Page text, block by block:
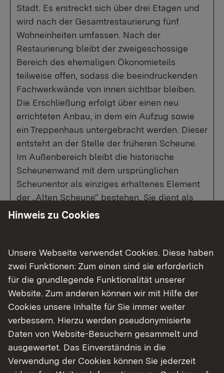
Stadt. Es erstreckt sich über drei Etagen und
wird nach der Gesamtrestaurierung fünf
Wohneinheiten umfassen. Nach der
Restaurierung bleibt der zweigeschossige
Bereich des ehemaligen Ökonomieteils
teilweise offen, sodass die beeindruckenden
Fachwerkwände von innen sichtbar bleiben.
Die Erschließung erfolgt über einen neu
errichteten Anbau, in dem ein Aufzug sowie
ein Treppenhaus untergebracht werden. Dieser
entsteht an der Stelle der früheren Scheune.
Im Außenbereich bleibt die historische
Scheunenwand mit dem ursprünglichen
Scheunentor als einziges erhaltenes Element
der „Alten Scheune“ bestehen. Sie dient als
Abgrenzung zwischen öffentlichen und
Gebäuden. Der Gewölbekeller wird für
Lagerräume sowie einen kleinen Technikraum
genutzt.
Die Parkplätze für die Linsenhofer Straße 5
werden in der nahegelegenen Bachstraße
eingerichtet, etwa 200 Meter entfernt.
Für dieses außergewöhnliche Denkmalobjekt
suchen wir ab sofort Käufer/Investoren. Es
besteht die Möglichkeit einzelne
Hinweis zu Cookies
Unsere Webseite verwendet Cookies. Diese haben
zwei Funktionen: Zum einen sind sie erforderlich
für die grundlegende Funktionalität unserer
Website. Zum anderen können wir mit Hilfe der
Cookies unsere Inhalte für Sie immer weiter
verbessern. Hierzu werden pseudonymisierte
Daten von Website-Besuchern gesammelt und
ausgewertet. Das Einverständnis in die
Verwendung der Cookies können Sie jederzeit